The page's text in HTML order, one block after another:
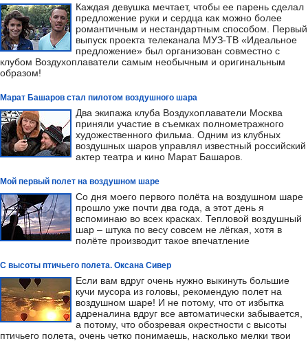
Каждая девушка мечтает, чтобы ее парень сделал
предложение руки и сердца как можно более
романтичным и нестандартным способом. Первый
выпуск проекта телеканала МУЗ-ТВ «Идеальное
предложение» был организован совместно с
клубом Воздухоплаватели самым необычным и оригинальным
образом!
Марат Башаров стал пилотом воздушного шара
Два экипажа клуба Воздухоплаватели Москва
приняли участие в съемках полнометражного
художественного фильма. Одним из клубных
воздушных шаров управлял известный российский
актер театра и кино Марат Башаров.
Мой первый полет на воздушном шаре
Со дня моего первого полёта на воздушном шаре
прошло уже почти два года, а этот день я
вспоминаю во всех красках. Тепловой воздушный
шар – штука по весу совсем не лёгкая, хотя в
полёте производит такое впечатление
С высоты птичьего полета. Оксана Сивер
Если вам вдруг очень нужно выкинуть большие
кучи мусора из головы, рекомендую полет на
воздушном шаре! И не потому, что от избытка
адреналина вдруг все автоматически забывается,
а потому, что обозревая окрестности с высоты
птичьего полета, очень четко понимаешь, насколько мелки твои